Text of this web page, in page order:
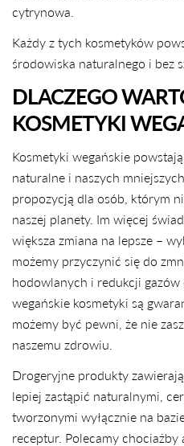
cytrynowa.
Każdy z tych kosmetyków
środowiska naturalnego i bez
DLACZEGO
KOSMETYKI
Kosmetyki wegańskie
naturalne i naszych
propozycją dla osób, którym
naszej planety. Im więcej
większa zmiana na lepsze –
możemy przyczynić się do
hodowlanych i redukcji
wegańskie kosmetyki są
możemy być pewni, że nie
naszemu zdrowiu.
Drogeryjne produkty
lepiej zastąpić naturalnymi,
tworzonymi wyłącznie na
receptur. Polecamy